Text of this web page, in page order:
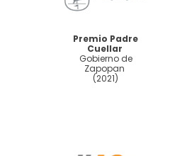
Premio Padre
Cuellar
Gobierno de
Zapopan
(2021)